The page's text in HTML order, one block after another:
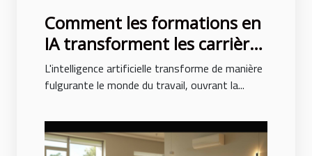
Comment les formations en
IA transforment les carrières
professionnelles
L'intelligence artificielle transforme de manière
fulgurante le monde du travail, ouvrant la...